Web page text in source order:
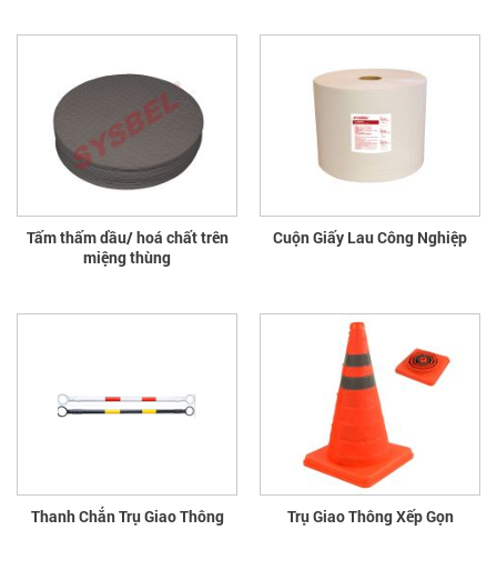
Tấm thấm dầu/ hoá chất trên
miệng thùng
Cuộn Giấy Lau Công Nghiệp
Thanh Chắn Trụ Giao Thông Trụ Giao Thông Xếp Gọn